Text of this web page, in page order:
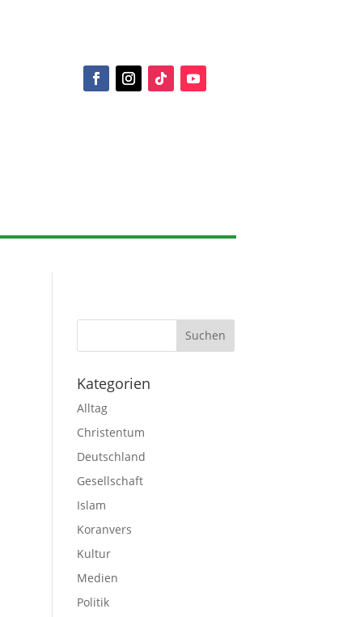
Kategorien
Alltag
Christentum
Deutschland
Gesellschaft
Islam
Koranvers
Kultur
Medien
Politik